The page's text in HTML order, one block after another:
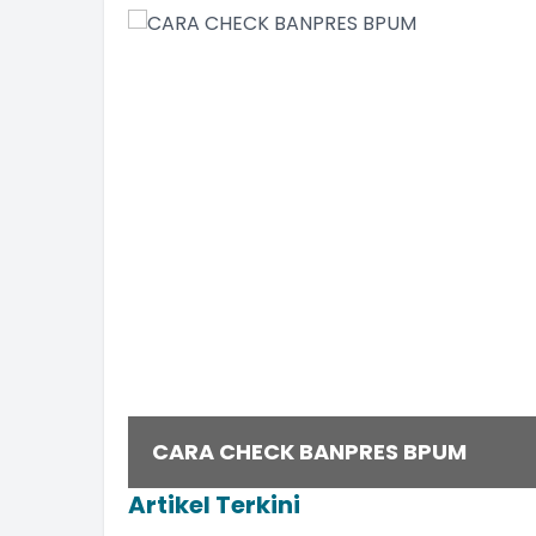
CARA CHECK BANPRES BPUM
MUSYAWARAH DESA
TAHUN 2021
Artikel Terkini